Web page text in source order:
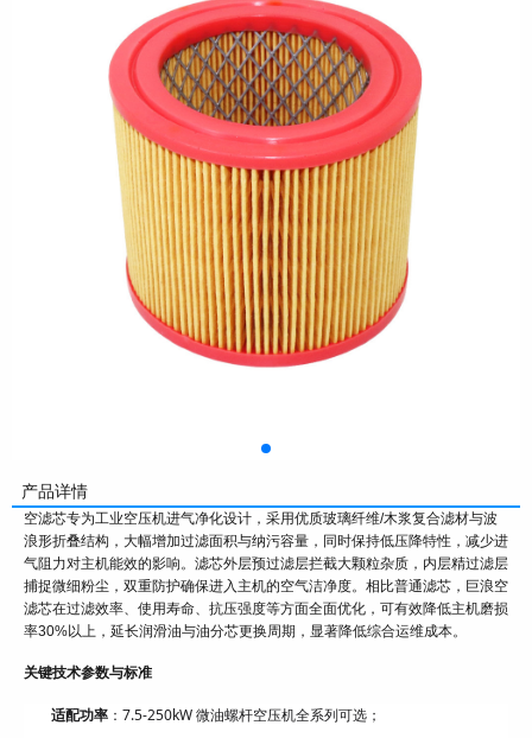
产品详情
空滤芯专为工业空压机进气净化设计，采用优质玻璃纤维/木浆复合滤材与波
浪形折叠结构，大幅增加过滤面积与纳污容量，同时保持低压降特性，减少进
气阻力对主机能效的影响。滤芯外层预过滤层拦截大颗粒杂质，内层精过滤层
捕捉微细粉尘，双重防护确保进入主机的空气洁净度。相比普通滤芯，巨浪空
滤芯在过滤效率、使用寿命、抗压强度等方面全面优化，可有效降低主机磨损
率30%以上，延长润滑油与油分芯更换周期，显著降低综合运维成本。
关键技术参数与标准
适配功率：7.5-250kW 微油螺杆空压机全系列可选；